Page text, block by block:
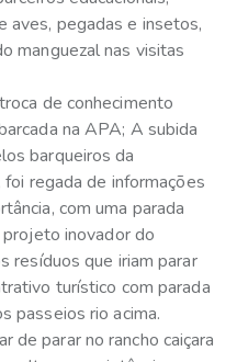
aves, pegadas e insetos,
manguezal nas visitas
de conhecimento
na APA; A subida
barqueiros da
foi regada de informações
com uma parada
inovador do
resíduos que iriam parar
turístico com parada
passeios rio acima.
de parar no rancho caiçara